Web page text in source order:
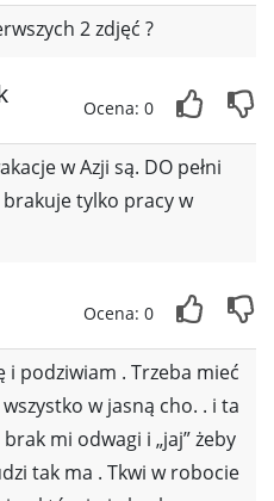
2 zdjęć ?
Ocena: 0
w Azji są. DO pełni
tylko pracy w
Ocena: 0
i podziwiam . Trzeba mieć
w jasną cho. . i ta
mi odwagi i „jaj” żeby
tak ma . Tkwi w robocie